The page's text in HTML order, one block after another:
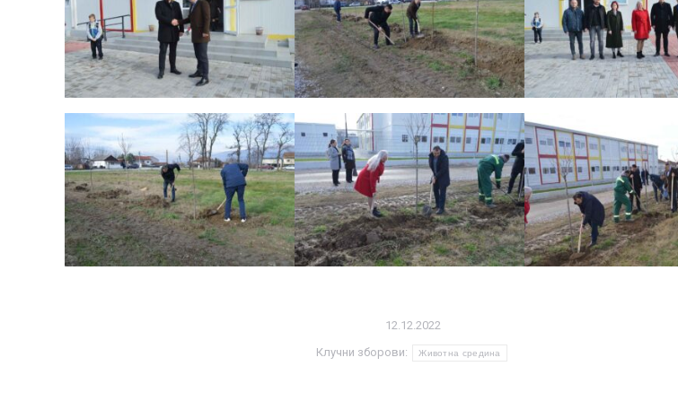
12.12.2022
Клучни зборови: Животна средина